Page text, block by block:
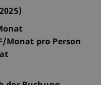
Monat pro Person